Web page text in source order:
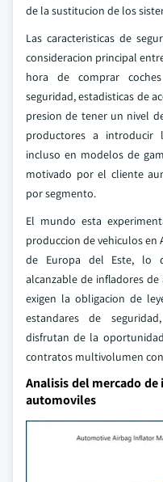
de la sustitucion de los
Las caracteristicas de
consideracion principal
hora de comprar
seguridad, estadisticas de
presion de tener un nivel
productores a introducir
incluso en modelos de
motivado por el cliente
por segmento.
El mundo esta
produccion de vehiculos en
de Europa del Este, lo
alcanzable de infladores de
exigen la obligacion de
estandares de
disfrutan de la
contratos multivolumen con
Analisis del mercado
automoviles